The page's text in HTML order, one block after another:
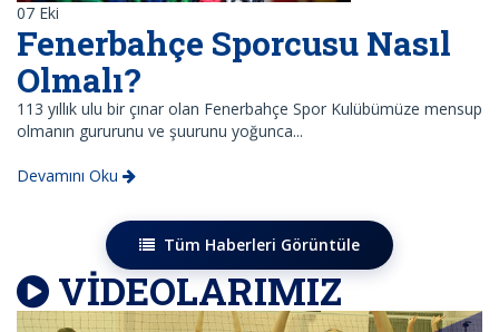
07 Eki
Fenerbahçe Sporcusu Nasıl
Olmalı?
113 yıllık ulu bir çınar olan Fenerbahçe Spor Kulübümüze mensup
olmanın gururunu ve şuurunu yoğunca...
Devamını Oku
Tüm Haberleri Görüntüle
VİDEOLARIMIZ